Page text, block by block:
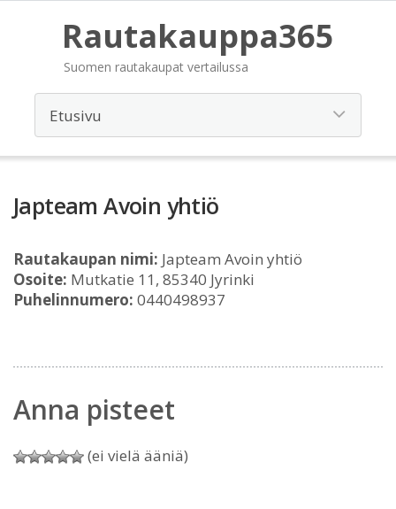
Rautakauppa365
Suomen rautakaupat vertailussa
Japteam Avoin yhtiö
Rautakaupan nimi: Japteam Avoin yhtiö
Osoite: Mutkatie 11, 85340 Jyrinki
Puhelinnumero: 0440498937
Anna pisteet
(ei vielä ääniä)